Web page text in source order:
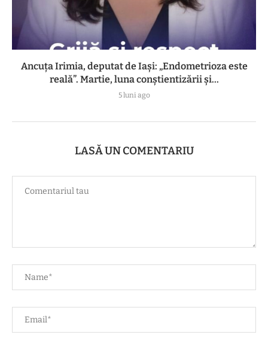
Ancuța Irimia, deputat de Iași: „Endometrioza este
reală”. Martie, luna conștientizării și...
5 luni ago
LASĂ UN COMENTARIU